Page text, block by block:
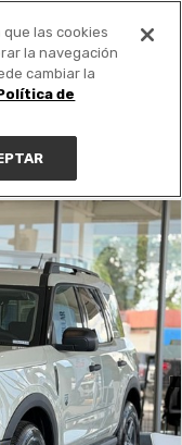
PUBLICA GRATIS +
que las cookies
la navegación
cambiar la
de